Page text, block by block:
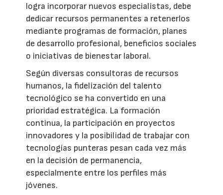
logra incorporar nuevos especialistas, debe
dedicar recursos permanentes a retenerlos
mediante programas de formación, planes
de desarrollo profesional, beneficios sociales
o iniciativas de bienestar laboral.
Según diversas consultoras de recursos
humanos, la fidelización del talento
tecnológico se ha convertido en una
prioridad estratégica. La formación
continua, la participación en proyectos
innovadores y la posibilidad de trabajar con
tecnologías punteras pesan cada vez más
en la decisión de permanencia,
especialmente entre los perfiles más
jóvenes.